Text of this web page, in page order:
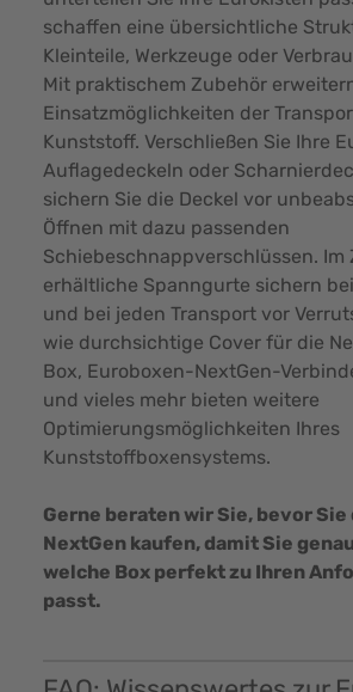
schaffen eine übersichtliche
Kleinteile, Werkzeuge oder
Mit praktischem Zubehör
Einsatzmöglichkeiten der
Kunststoff. Verschließen Sie Ihre
Auflagedeckeln oder
sichern Sie die Deckel vor
Öffnen mit dazu passenden
Schiebeschnappverschlüssen. Im
erhältliche Spanngurte sichern
und bei jeden Transport vor
wie durchsichtige Cover für die
Box, Euroboxen-NextGen-
und vieles mehr bieten weitere
Optimierungsmöglichkeiten Ihres
Kunststoffboxensystems.
Gerne beraten wir Sie, bevor Sie
NextGen kaufen, damit Sie
welche Box perfekt zu Ihren
passt.